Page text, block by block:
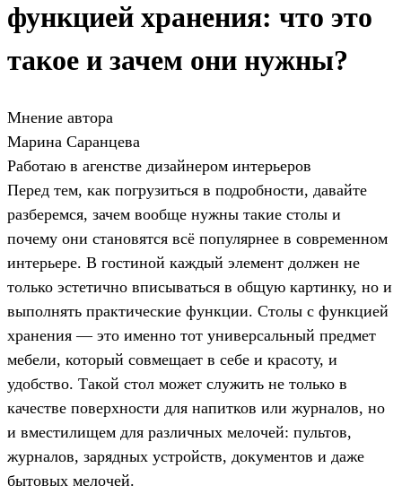
функцией хранения: что это
такое и зачем они нужны?
Мнение автора
Марина Саранцева
Работаю в агенстве дизайнером интерьеров
Перед тем, как погрузиться в подробности, давайте
разберемся, зачем вообще нужны такие столы и
почему они становятся всё популярнее в современном
интерьере. В гостиной каждый элемент должен не
только эстетично вписываться в общую картинку, но и
выполнять практические функции. Столы с функцией
хранения — это именно тот универсальный предмет
мебели, который совмещает в себе и красоту, и
удобство. Такой стол может служить не только в
качестве поверхности для напитков или журналов, но
и вместилищем для различных мелочей: пультов,
журналов, зарядных устройств, документов и даже
бытовых мелочей.